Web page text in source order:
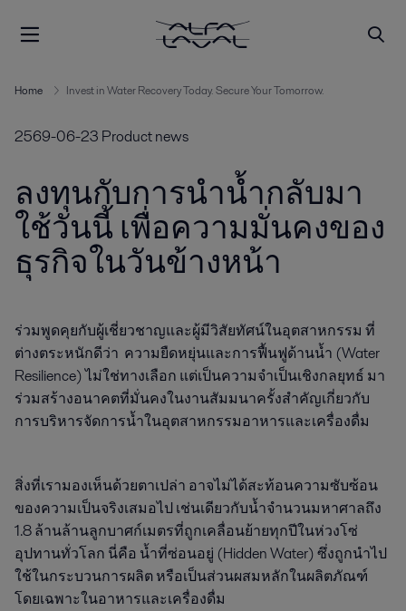
Home Invest in Water Recovery Today. Secure Your Tomorrow.
2569-06-23 Product news
ลงทุนกับการนำน้ำกลับมา
ใช้วันนี้ เพื่อความมั่นคงของ
ธุรกิจในวันข้างหน้า
ร่วมพูดคุยกับผู้เชี่ยวชาญและผู้มีวิสัยทัศน์ในอุตสาหกรรม ที่
ต่างตระหนักดีว่า  ความยืดหยุ่นและการฟื้นฟูด้านน้ำ (Water
Resilience) ไม่ใช่ทางเลือก แต่เป็นความจำเป็นเชิงกลยุทธ์ มา
ร่วมสร้างอนาคตที่มั่นคงในงานสัมมนาครั้งสำคัญเกี่ยวกับ
การบริหารจัดการน้ำในอุตสาหกรรมอาหารและเครื่องดื่ม
สิ่งที่เรามองเห็นด้วยตาเปล่า อาจไม่ได้สะท้อนความซับซ้อน
ของความเป็นจริงเสมอไป เช่นเดียวกับน้ำจำนวนมหาศาลถึง
1.8 ล้านล้านลูกบาศก์เมตรที่ถูกเคลื่อนย้ายทุกปีในห่วงโซ่
อุปทานทั่วโลก นี่คือ น้ำที่ซ่อนอยู่ (Hidden Water) ซึ่งถูกนำไป
ใช้ในกระบวนการผลิต หรือเป็นส่วนผสมหลักในผลิตภัณฑ์
โดยเฉพาะในอาหารและเครื่องดื่ม